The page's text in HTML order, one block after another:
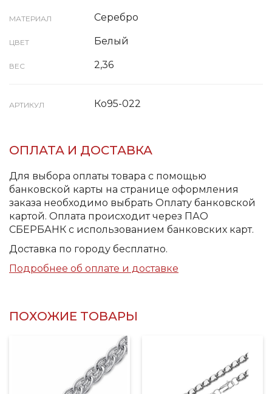
МАТЕРИАЛ Серебро
ЦВЕТ Белый
ВЕС 2,36
АРТИКУЛ Ко95-022
ОПЛАТА И ДОСТАВКА
Для выбора оплаты товара с помощью
банковской карты на странице оформления
заказа необходимо выбрать Оплату банковской
картой. Оплата происходит через ПАО
СБЕРБАНК с использованием банковских карт.
Доставка по городу бесплатно.
Подробнее об оплате и доставке
ПОХОЖИЕ ТОВАРЫ